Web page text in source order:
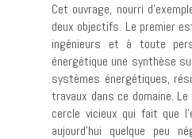
Cet ouvrage, nourri
deux objectifs. Le premier
ingénieurs et à toute
énergétique une synthèse
systèmes énergétiques,
travaux dans ce domaine.
cercle vicieux qui fait que
aujourd’hui quelque peu